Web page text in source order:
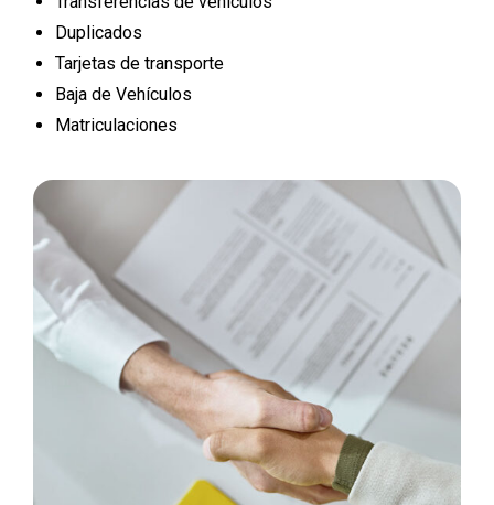
Duplicados
Tarjetas de transporte
Baja de Vehículos
Matriculaciones